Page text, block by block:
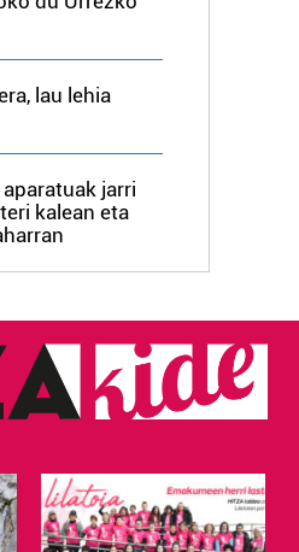
lau lehia
jarri
kalean eta